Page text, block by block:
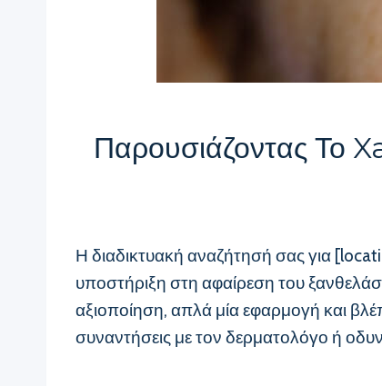
Παρουσιάζοντας Το
Η διαδικτυακή αναζήτησή σας για
υποστήριξη στη αφαίρεση του
αξιοποίηση, απλά μία εφαρμογή και
συναντήσεις με τον δερματολόγο ή